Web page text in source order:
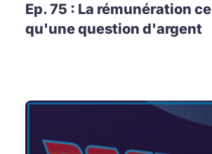
Ep. 75 : La rémunération
qu'une question d'argent